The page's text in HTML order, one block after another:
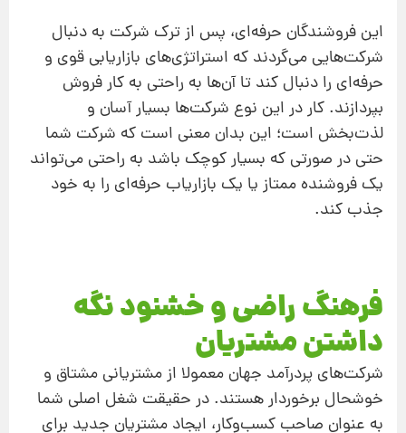
این فروشندگان حرفه‌ای، پس از ترک شرکت به دنبال
شرکت‌هايی می‌گردند که استراتژی‌های بازاريابی قوی و
حرفه‌ای را دنبال کند تا آن‌ها به راحتی به کار فروش
بپردازند. کار در این نوع شرکت‌ها بسیار آسان‌ و
لذت‌بخش است؛ اين بدان معنی است که شرکت شما
حتی در صورتی که بسيار کوچک باشد به راحتی می‌تواند
يک فروشنده ممتاز یا يک بازارياب حرفه‌ای را به خود
جذب کند.
فرهنگ راضی و خشنود نگه‌
داشتن مشتریان
شرکت‌های پر‌درآمد جهان معمولا از مشترياني مشتاق و
خوشحال برخوردار هستند. در حقيقت شغل اصلی شما
به عنوان صاحب کسب‌و‌کار، ايجاد مشتريان جديد برای